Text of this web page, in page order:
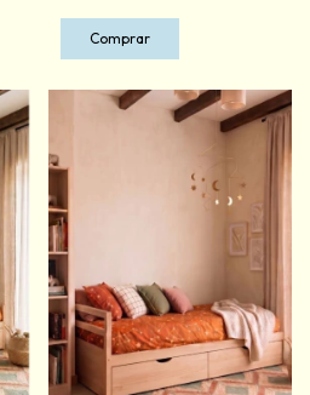
Comprar